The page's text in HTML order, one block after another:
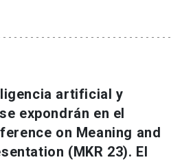
keyboard_arrow_down
launch
artificial y
expondrán en el
on Meaning and
(MKR 23). El